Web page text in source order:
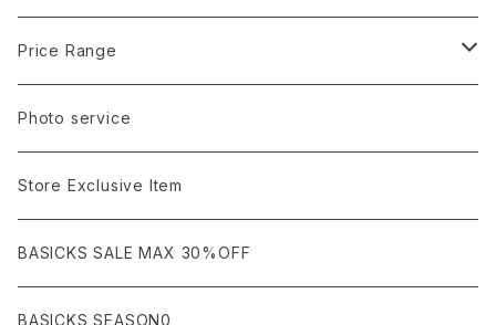
ANCHOR
ARMANI / EXCHANGE / JEANS
LSV (長袖Tシャツ）
BLOUSON (ブルゾン）
JACKET (ジャケット)
BOTTOMS
DENIM (デニム)
CARGO (カーゴ)
Leather shoes
Sandals
Boots
Eye wear
Cap/Hat
Bag / Wallet
Watch
Interior
Price Range
¥1,000〜¥5,000
¥5,000〜¥10,000
¥10,000〜¥30,000
¥30,000〜¥50,000
Photo service
Store Exclusive Item
BASICKS SALE MAX 30%OFF
BASICKS SEASON0